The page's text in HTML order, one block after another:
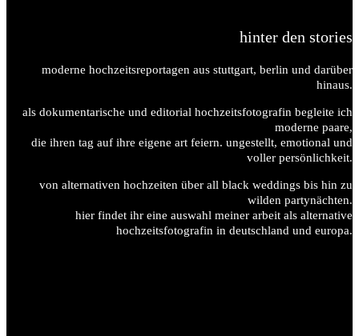
hinter den stories
moderne hochzeitsreportagen aus stuttgart, berlin und darüber
hinaus.
als dokumentarische und editorial hochzeitsfotografin begleite ich
moderne paare,
die ihren tag auf ihre eigene art feiern. ungestellt, emotional und
voller persönlichkeit.
von alternativen hochzeiten über all black weddings bis hin zu
wilden partynächten.
hier findet ihr eine auswahl meiner arbeit als alternative
hochzeitsfotografin in deutschland und europa.